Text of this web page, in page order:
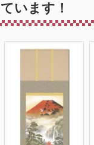
います！